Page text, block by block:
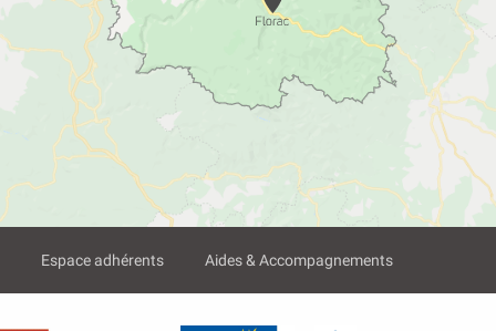
Espace adhérents Aides & Accompagnements